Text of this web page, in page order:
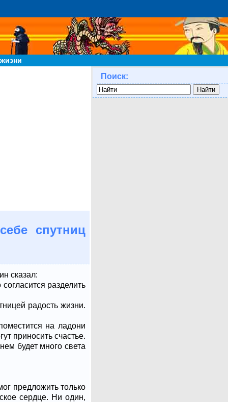
спутниц
сказал:
разделить
радость жизни.
на ладони
приносить счастье.
будет много света
предложить только
сердце. Ни один,
Поиск: